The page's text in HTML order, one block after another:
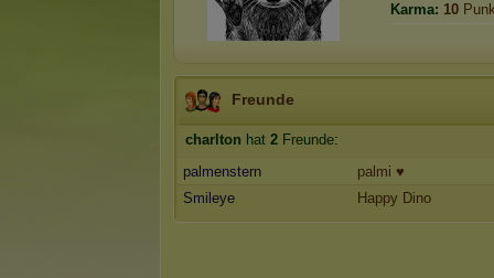
Karma: 10
Freunde
charlton hat 2 Freunde:
palmenstern
palmi ♥
Smileye
Happy Dino